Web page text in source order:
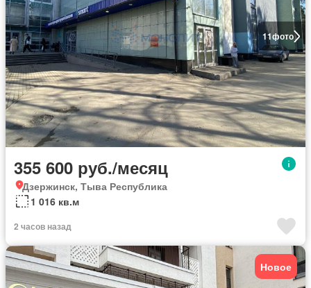
11фото
355 600 руб./месяц
Дзержинск, Тыва Республика
1 016 кв.м
2 часов назад
Новое